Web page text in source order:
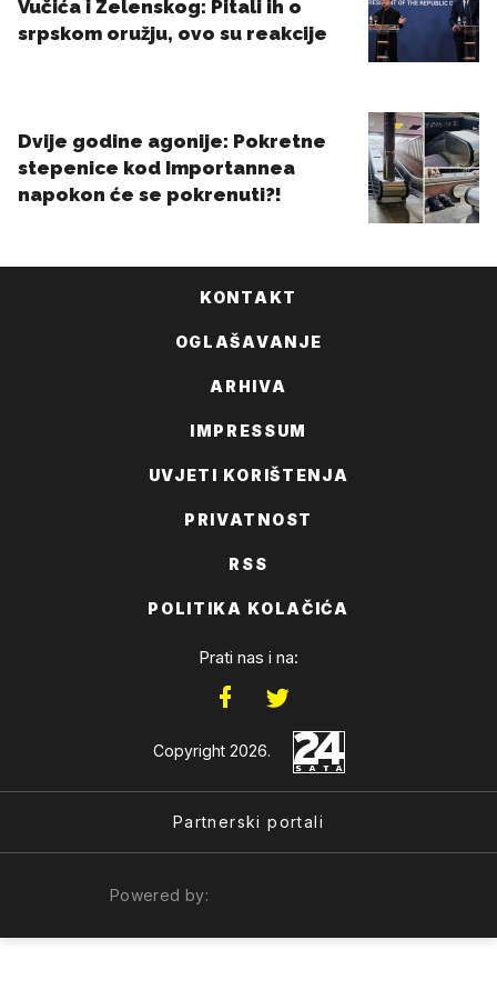
KONTAKT
OGLAŠAVANJE
ARHIVA
IMPRESSUM
UVJETI KORIŠTENJA
PRIVATNOST
RSS
POLITIKA KOLAČIĆA
Prati nas i na:
Copyright 2026.
Partnerski portali
Powered by: